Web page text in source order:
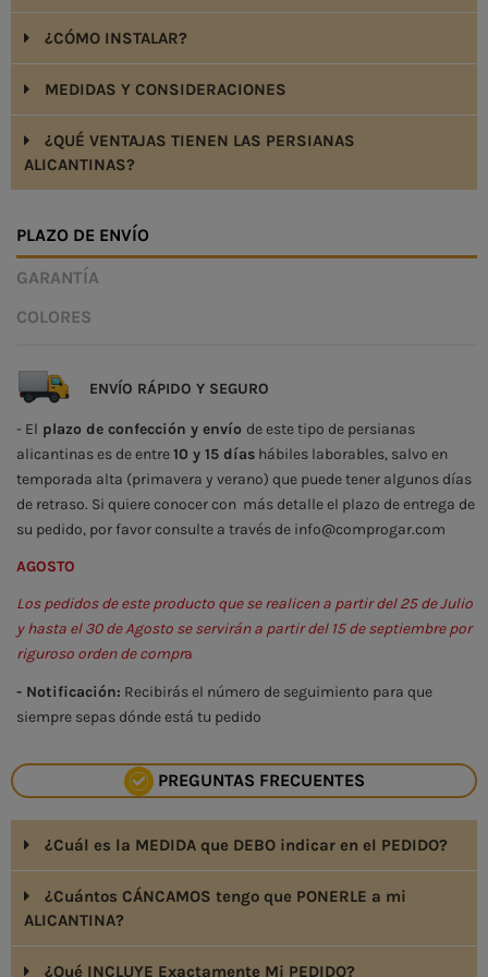
¿CÓMO INSTALAR?
MEDIDAS Y CONSIDERACIONES
¿QUÉ VENTAJAS TIENEN LAS PERSIANAS
ALICANTINAS?
PLAZO DE ENVÍO
GARANTÍA
COLORES
ENVÍO RÁPIDO Y SEGURO
- El plazo de confección y envío de este tipo de persianas
alicantinas es de entre10 y 15 días hábiles laborables, salvo en
temporada alta (primavera y verano) que puede tener algunos días
de retraso. Si quiere conocer con más detalle el plazo de entrega de
su pedido, por favor consulte a través de info@comprogar.com
AGOSTO
Los pedidos de este producto que se realicen a partir del 25 de Julio
y hasta el 30 de Agosto se servirán a partir del 15 de septiembre por
riguroso orden de compra
- Notificación: Recibirás el número de seguimiento para que
siempre sepas dónde está tu pedido
PREGUNTAS FRECUENTES
¿Cuál es la MEDIDA que DEBO indicar en el PEDIDO?
¿Cuántos CÁNCAMOS tengo que PONERLE a mi
ALICANTINA?
¿Qué INCLUYE Exactamente Mi PEDIDO?